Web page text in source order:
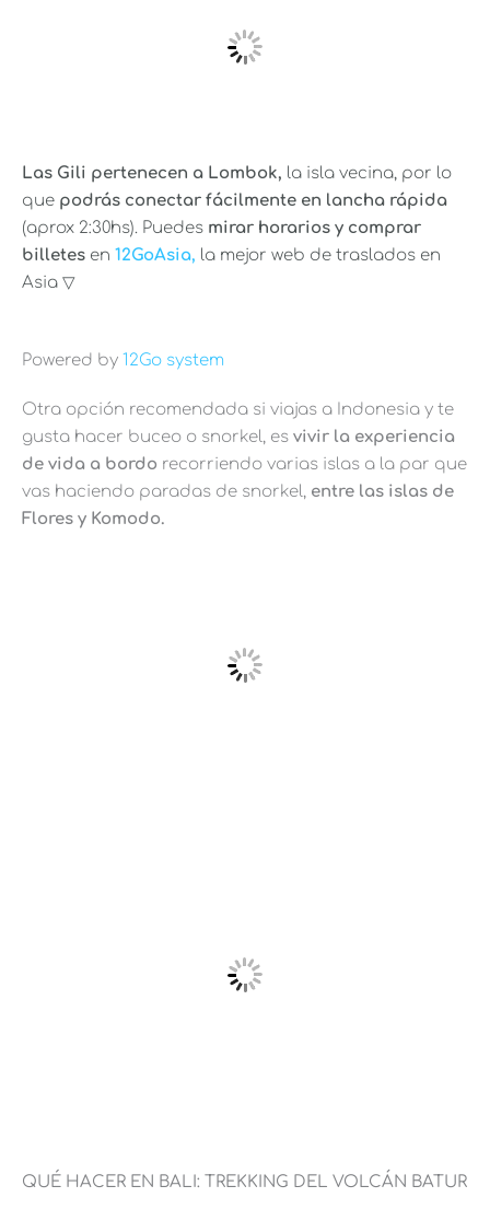
Las Gili pertenecen a Lombok, la isla vecina, por lo
que podrás conectar fácilmente en lancha rápida
(aprox 2:30hs). Puedes mirar horarios y comprar
billetes en 12GoAsia, la mejor web de traslados en
Asia ▽
Powered by 12Go system
Otra opción recomendada si viajas a Indonesia y te
gusta hacer buceo o snorkel, es vivir la experiencia
de vida a bordo recorriendo varias islas a la par que
vas haciendo paradas de snorkel, entre las islas de
Flores y Komodo.
QUÉ HACER EN BALI: TREKKING DEL VOLCÁN BATUR